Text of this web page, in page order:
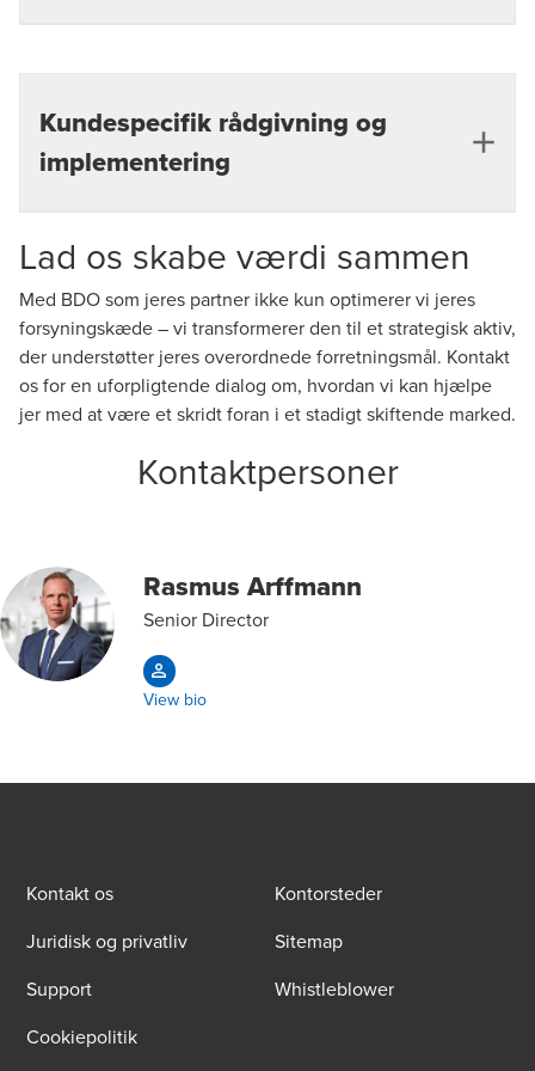
Styrkelse af forsyningskædens robusthed mod
Kundespecifik rådgivning og
implementering
Tilpasning af strategier til unikke virksomhedsbehov
Lad os skabe værdi sammen
Med BDO som jeres partner ikke kun optimerer vi jeres
forsyningskæde – vi transformerer den til et strategisk aktiv,
der understøtter jeres overordnede forretningsmål. Kontakt
os for en uforpligtende dialog om, hvordan vi kan hjælpe
jer med at være et skridt foran i et stadigt skiftende marked.
Kontaktpersoner
Rasmus Arffmann
Senior Director
View bio
Kontakt os
Kontorsteder
Juridisk og privatliv
Sitemap
Support
Whistleblower
Cookiepolitik